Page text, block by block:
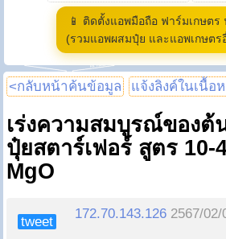
📱 ติดตั้งแอพมือถือ ฟาร์มเกษตร
(รวมแอพผสมปุ๋ย และแอพเกษต
<กลับหน้าค้นข้อมูล แจ้งลิงค์ในเนื้อห
เร่งความสมบูรณ์ของต้
ปุ๋ยสตาร์เฟอร์ สูตร 10-
MgO
tweet
172.70.143.126 2567/